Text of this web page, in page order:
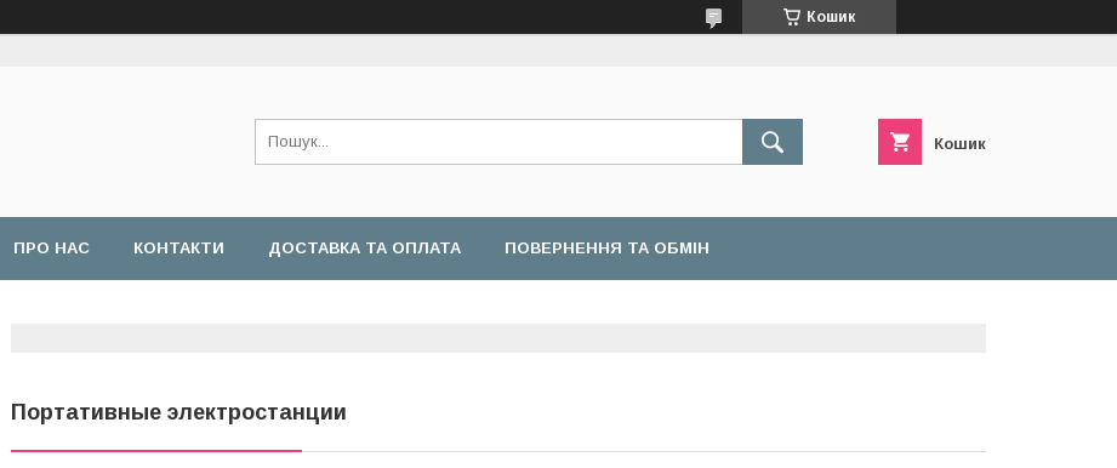
Кошик
Кошик
ПРО НАС КОНТАКТИ ДОСТАВКА ТА ОПЛАТА ПОВЕРНЕННЯ ТА ОБМІН
Портативные электростанции